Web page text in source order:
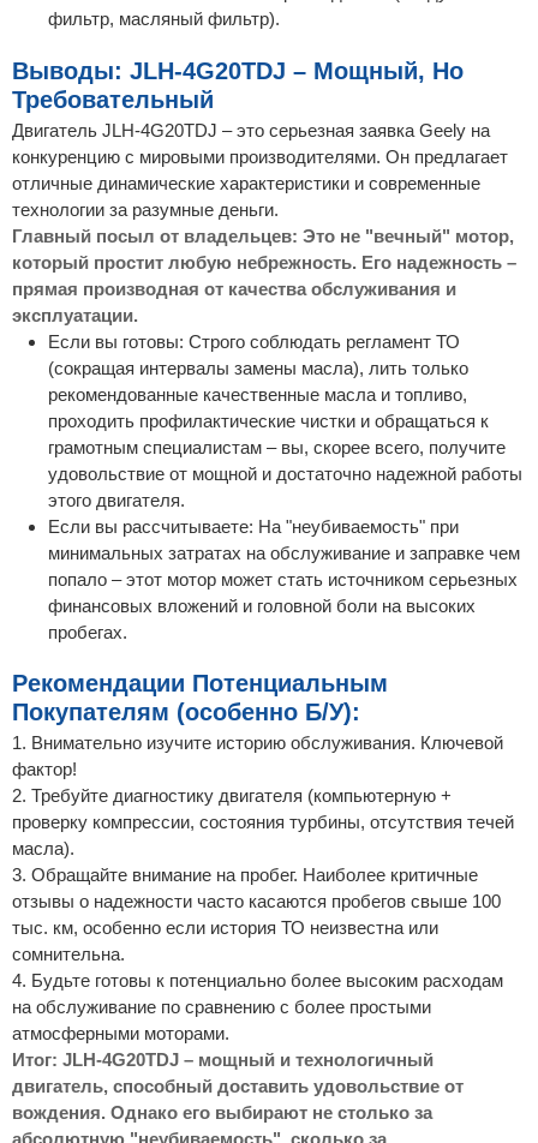
фильтр, масляный фильтр).
Выводы: JLH-4G20TDJ – Мощный, Но
Требовательный
Двигатель JLH-4G20TDJ – это серьезная заявка Geely на
конкуренцию с мировыми производителями. Он предлагает
отличные динамические характеристики и современные
технологии за разумные деньги.
Главный посыл от владельцев: Это не "вечный" мотор,
который простит любую небрежность. Его надежность –
прямая производная от качества обслуживания и
эксплуатации.
Если вы готовы: Строго соблюдать регламент ТО
(сокращая интервалы замены масла), лить только
рекомендованные качественные масла и топливо,
проходить профилактические чистки и обращаться к
грамотным специалистам – вы, скорее всего, получите
удовольствие от мощной и достаточно надежной работы
этого двигателя.
Если вы рассчитываете: На "неубиваемость" при
минимальных затратах на обслуживание и заправке чем
попало – этот мотор может стать источником серьезных
финансовых вложений и головной боли на высоких
пробегах.
Рекомендации Потенциальным
Покупателям (особенно Б/У):
1. Внимательно изучите историю обслуживания. Ключевой
фактор!
2. Требуйте диагностику двигателя (компьютерную +
проверку компрессии, состояния турбины, отсутствия течей
масла).
3. Обращайте внимание на пробег. Наиболее критичные
отзывы о надежности часто касаются пробегов свыше 100
тыс. км, особенно если история ТО неизвестна или
сомнительна.
4. Будьте готовы к потенциально более высоким расходам
на обслуживание по сравнению с более простыми
атмосферными моторами.
Итог: JLH-4G20TDJ – мощный и технологичный
двигатель, способный доставить удовольствие от
вождения. Однако его выбирают не столько за